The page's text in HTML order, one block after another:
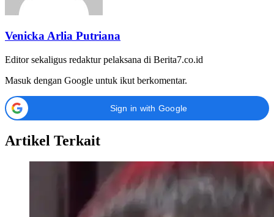
Venicka Arlia Putriana
Editor sekaligus redaktur pelaksana di Berita7.co.id
Masuk dengan Google untuk ikut berkomentar.
Sign in with Google
Artikel Terkait